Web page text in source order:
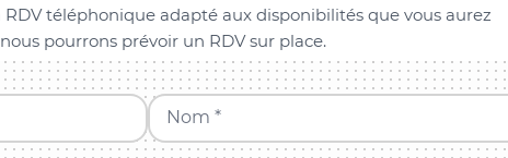
téléphonique adapté aux disponibilités que vous aurez
pourrons prévoir un RDV sur place.
Nom *